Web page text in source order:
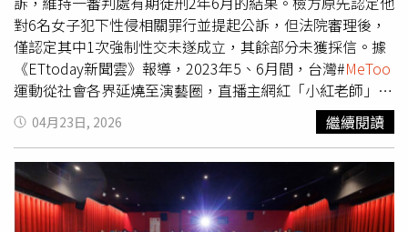
對6名女子犯下性侵相關罪行並提起公訴，但法院審理後，
僅認定其中1次強制性交未遂成立，其餘部分未獲採信。據
《ETtoday新聞雲》報導，2023年5、6月間，台灣#MeToo
運動從社會各界延燒至演藝圈，直播主網紅「小紅老師」當
年6月表示，已整合多名受害女子的指控並向檢方提告。檢
方隨即展開調查，台北地檢署於同年8月指揮搜索NONO住
處，並查扣手機、筆記型電腦等相關證物。訊後，檢方諭令
以50萬元交保，同時核發保護令，禁止其接近或騷擾被害
人。整起事件中，共有10人提出告訴，案件曝光後亦引發輿
論譁然。在偵查階段，台北地檢署認為其中3名告訴人的指
04月23日, 2026 繼續閱讀